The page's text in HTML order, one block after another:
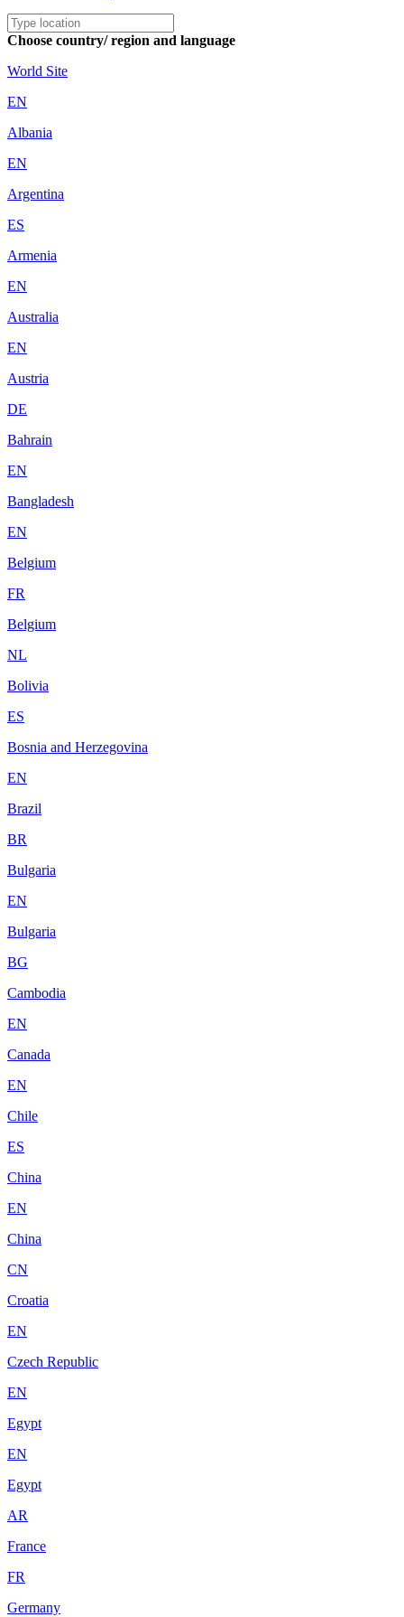
Choose country/ region and language
World Site
EN
Albania
EN
Argentina
ES
Armenia
EN
Australia
EN
Austria
DE
Bahrain
EN
Bangladesh
EN
Belgium
FR
Belgium
NL
Bolivia
ES
Bosnia and Herzegovina
EN
Brazil
BR
Bulgaria
EN
Bulgaria
BG
Cambodia
EN
Canada
EN
Chile
ES
China
EN
China
CN
Croatia
EN
Czech Republic
EN
Egypt
EN
Egypt
AR
France
FR
Germany